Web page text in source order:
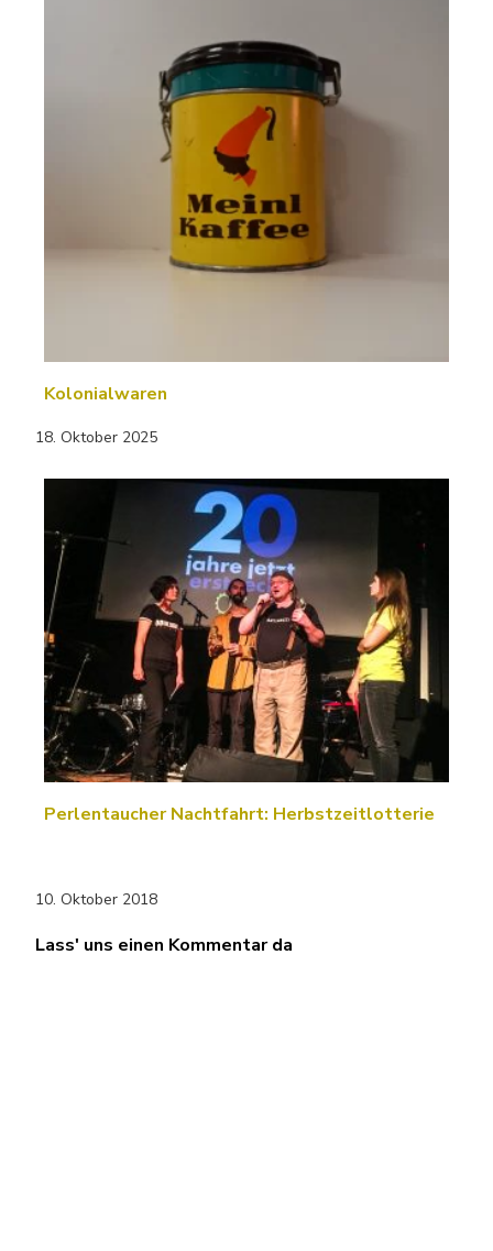
Kolonialwaren
18. Oktober 2025
Perlentaucher Nachtfahrt: Herbstzeitlotterie
10. Oktober 2018
Lass' uns einen Kommentar da